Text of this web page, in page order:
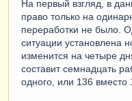
На первый взгляд, в
право только на
переработки не было.
ситуации установлена
изменится на четыре
составит семнадцать
одного, или 136 вместо